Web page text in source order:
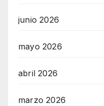
junio 2026
mayo 2026
abril 2026
marzo 2026